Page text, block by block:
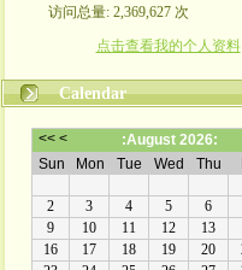
访问总量: 2,369,627 次
点击查看我的个人资料
Calendar